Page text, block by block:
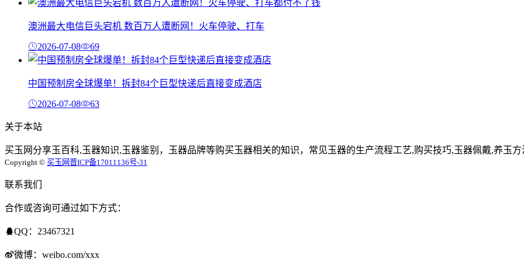
澳洲最大电信巨头宕机 数百万人遭断网！火车停驶、打车
2026-07-08 69
中国预制房全球爆单！拆封84个巨型快递后直接变成酒店
2026-07-08 63
关于本站
买玉网分享玉百科,玉器知识,玉器鉴别，玉器品牌等购买玉器相关的知识，常见玉器的生产流程工艺,购买技巧,玉器佩戴,养玉方
Copyright © 买玉网晋ICP备17011136号-31
联系我们
合作或咨询可通过如下方式：
QQ：23467321
微博：weibo.com/xxx